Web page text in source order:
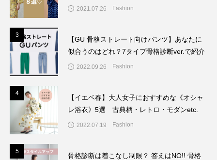
2021.07.26 Fashion
3
【GU 骨格ストレート向けパンツ】あなたに
似合うのはどれ？7タイプ骨格診断ver.で紹介
2022.09.26 Fashion
4
【イエベ春】大人女子におすすめな《オシャ
レ浴衣》5選 古典柄・レトロ・モダンetc.
2022.07.19 Fashion
5
骨格診断は着こなし制限？ 答えはNO!! 骨格